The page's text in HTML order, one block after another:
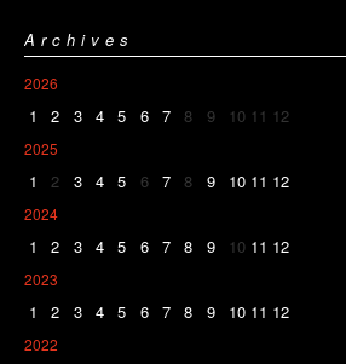
Archives
2026
1 2 3 4 5 6 7 8 9 10 11 12
2025
1 2 3 4 5 6 7 8 9 10 11 12
2024
1 2 3 4 5 6 7 8 9 10 11 12
2023
1 2 3 4 5 6 7 8 9 10 11 12
2022